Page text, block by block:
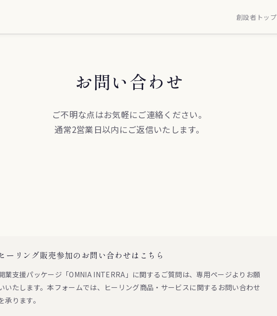
創設者 トップ
お問い合わせ
ご不明な点はお気軽にご連絡ください。
通常2営業日以内にご返信いたします。
ヒーリング販売参加のお問い合わせはこちら
業支援パッケージ「OMNIA INTERRA」に関するご質問は、専用ページよりお願
いたします。本フォームでは、ヒーリング商品・サービスに関するお問い合わせ
承ります。